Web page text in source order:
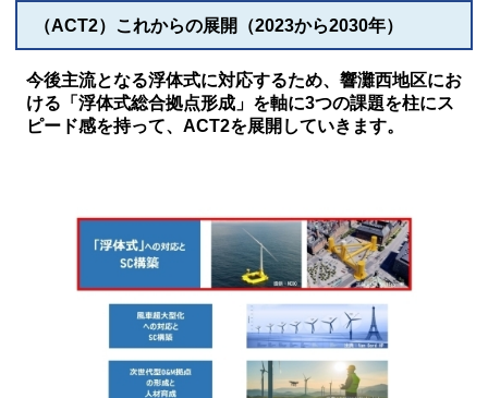
（ACT2）これからの展開（2023から2030年）
今後主流となる浮体式に対応するため、響灘西地区にお
ける「浮体式総合拠点形成」を軸に3つの課題を柱にス
ピード感を持って、ACT2を展開していきます。